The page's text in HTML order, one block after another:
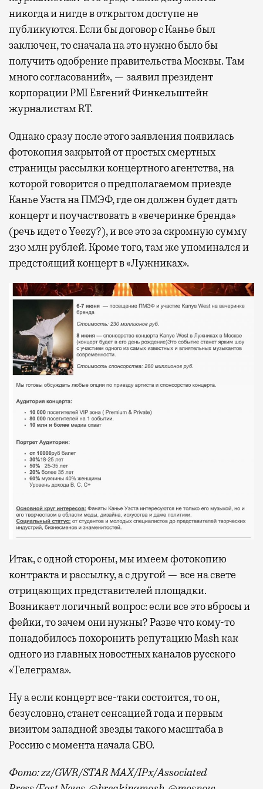
никогда и нигде в открытом доступе не
публикуются. Если бы договор с Канье был
заключен, то сначала на это нужно было бы
получить одобрение правительства Москвы. Там
много согласований», — заявил президент
корпорации PMI Евгений Финкельштейн
журналистам RT.
Однако сразу после этого заявления появилась
фотокопия закрытой от простых смертных
страницы рассылки концертного агентства, на
которой говорится о предполагаемом приезде
Канье Уэста на ПМЭФ, где он должен будет дать
концерт и поучаствовать в «вечеринке бренда»
(речь идет о Yeezy?), и все это за скромную сумму
230 млн рублей. Кроме того, там же упоминался и
предстоящий концерт в «Лужниках».
Итак, с одной стороны, мы имеем фотокопию
контракта и рассылку, а с другой — все на свете
отрицающих представителей площадки.
Возникает логичный вопрос: если все это вбросы и
фейки, то зачем они нужны? Разве что кому-то
понадобилось похоронить репутацию Mash как
одного из главных новостных каналов русского
«Телеграма».
Ну а если концерт все-таки состоится, то он,
безусловно, станет сенсацией года и первым
визитом западной звезды такого масштаба в
Россию с момента начала СВО.
Фото: zz/GWR/STAR MAX/IPx/Associated